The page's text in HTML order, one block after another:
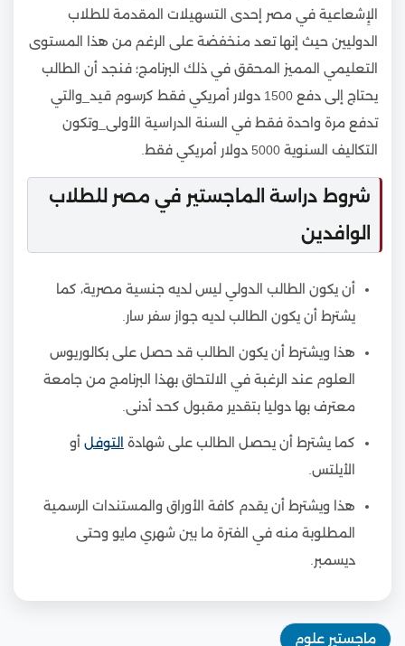
الإِشعاعية في مصر إحدى التسهيلات المقدمة للطلاب
الدوليين حيث إنها تعد منخفضة على الرغم من هذا المستوى
التعليمي المميز المحقق في ذلك البرنامج؛ فنجد أن الطالب
يحتاج إلى دفع 1500 دولار أمريكي فقط كرسوم قيد_والتي
تدفع مرة واحدة فقط في السنة الدراسية الأولى_وتكون
التكاليف السنوية 5000 دولار أمريكي فقط.
شروط دراسة الماجستير في مصر للطلاب
الوافدين
أن يكون الطالب الدولي ليس لديه جنسية مصرية، كما
يشترط أن يكون الطالب لديه جواز سفر سار.
هذا ويشترط أن يكون الطالب قد حصل على بكالوريوس
العلوم عند الرغبة في الالتحاق بهذا البرنامج من جامعة
معترف بها دوليا بتقدير مقبول كحد أدنى.
كما يشترط أن يحصل الطالب على شهادة التوفل أو
الأيلتس.
هذا ويشترط أن يقدم كافة الأوراق والمستندات الرسمية
المطلوبة منه في الفترة ما بين شهري مايو وحتى
ديسمبر.
ماجستير علوم